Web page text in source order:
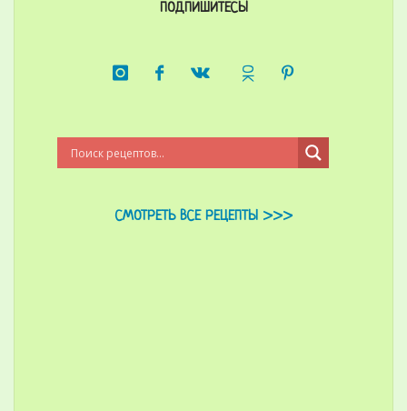
ПОДПИШИТЕСЬ!
СМОТРЕТЬ ВСЕ РЕЦЕПТЫ >>>